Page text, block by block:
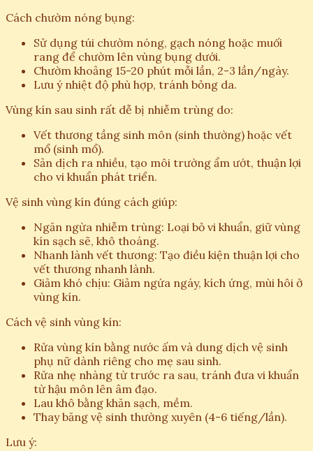
Cách chườm nóng bụng:
Sử dụng túi chườm nóng, gạch nóng hoặc muối
rang để chườm lên vùng bụng dưới.
Chườm khoảng 15-20 phút mỗi lần, 2-3 lần/ngày.
Lưu ý nhiệt độ phù hợp, tránh bỏng da.
Vùng kín sau sinh rất dễ bị nhiễm trùng do:
Vết thương tầng sinh môn (sinh thường) hoặc vết
mổ (sinh mổ).
Sản dịch ra nhiều, tạo môi trường ẩm ướt, thuận lợi
cho vi khuẩn phát triển.
Vệ sinh vùng kín đúng cách giúp:
Ngăn ngừa nhiễm trùng: Loại bỏ vi khuẩn, giữ vùng
kín sạch sẽ, khô thoáng.
Nhanh lành vết thương: Tạo điều kiện thuận lợi cho
vết thương nhanh lành.
Giảm khó chịu: Giảm ngứa ngáy, kích ứng, mùi hôi ở
vùng kín.
Cách vệ sinh vùng kín:
Rửa vùng kín bằng nước ấm và dung dịch vệ sinh
phụ nữ dành riêng cho mẹ sau sinh.
Rửa nhẹ nhàng từ trước ra sau, tránh đưa vi khuẩn
từ hậu môn lên âm đạo.
Lau khô bằng khăn sạch, mềm.
Thay băng vệ sinh thường xuyên (4-6 tiếng/lần).
Lưu ý: